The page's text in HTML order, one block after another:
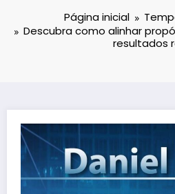
Página inicial
Descubra como alinhar
resultados